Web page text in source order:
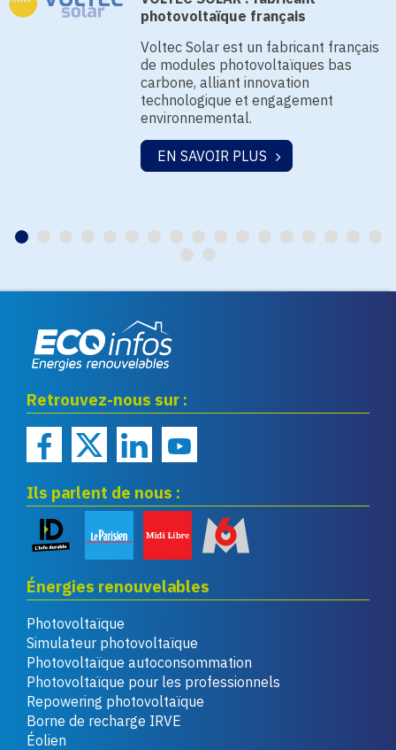
photovoltaïque français
Voltec Solar est un fabricant français
de modules photovoltaïques bas
carbone, alliant innovation
technologique et engagement
environnemental.
EN SAVOIR PLUS
renouvelables
Retrouvez-nous sur :
Ils parlent de nous :
Énergies renouvelables
Photovoltaïque
Simulateur photovoltaïque
Photovoltaïque autoconsommation
Photovoltaïque pour les professionnels
Repowering photovoltaïque
Borne de recharge IRVE
Éolien